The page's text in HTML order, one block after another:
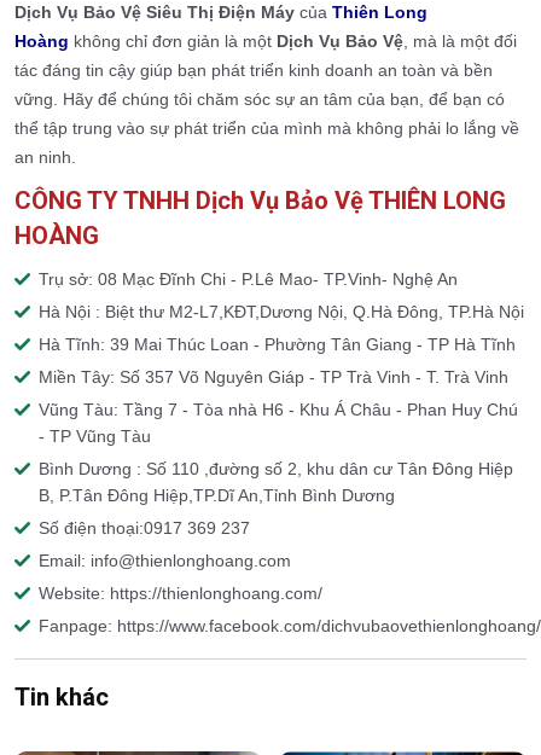
Dịch Vụ Bảo Vệ Siêu Thị Điện Máy của Thiên Long
Hoàng không chỉ đơn giản là một Dịch Vụ Bảo Vệ , mà là một đối
tác đáng tin cậy giúp bạn phát triển kinh doanh an toàn và bền
vững. Hãy để chúng tôi chăm sóc sự an tâm của bạn, để bạn có
thể tập trung vào sự phát triển của mình mà không phải lo lắng về
an ninh.
CÔNG TY TNHH Dịch Vụ Bảo Vệ THIÊN LONG
HOÀNG
Trụ sở: 08 Mạc Đĩnh Chi - P.Lê Mao- TP.Vinh- Nghệ An
Hà Nội : Biệt thư M2-L7,KĐT,Dương Nội, Q.Hà Đông, TP.Hà Nội
Hà Tĩnh: 39 Mai Thúc Loan - Phường Tân Giang - TP Hà Tĩnh
Miền Tây: Số 357 Võ Nguyên Giáp - TP Trà Vinh - T. Trà Vinh
Vũng Tàu: Tầng 7 - Tòa nhà H6 - Khu Á Châu - Phan Huy Chú
- TP Vũng Tàu
Bình Dương : Số 110 ,đường số 2, khu dân cư Tân Đông Hiệp
B, P.Tân Đông Hiệp,TP.Dĩ An,Tỉnh Bình Dương
Số điện thoại:0917 369 237
Email: info@thienlonghoang.com
Website: https://thienlonghoang.com/
Fanpage: https://www.facebook.com/dichvubaovethienlonghoang/
Tin khác